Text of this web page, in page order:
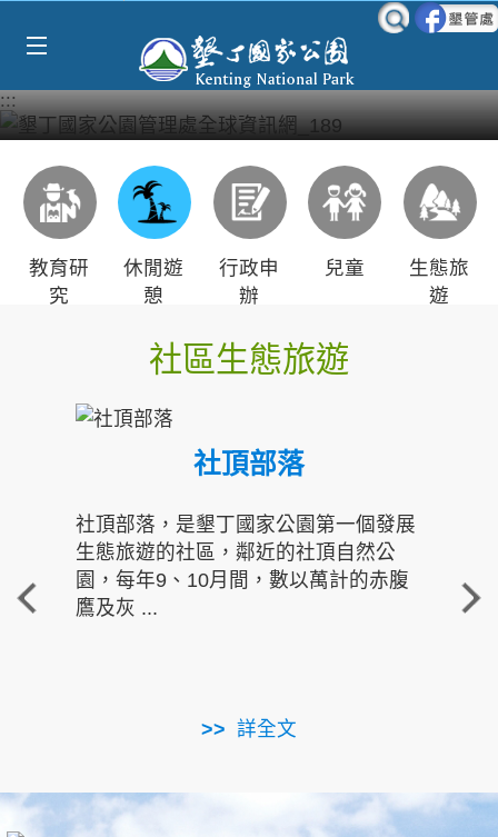
:::
教育研
究
休閒遊
憩
行政申
辦
兒童
生態旅
遊
社區生態旅遊
社頂部落
社頂部落，是墾丁國家公園第一個發展
生態旅遊的社區，鄰近的社頂自然公
園，每年9、10月間，數以萬計的赤腹
鷹及灰 ...
詳全文
重
走進